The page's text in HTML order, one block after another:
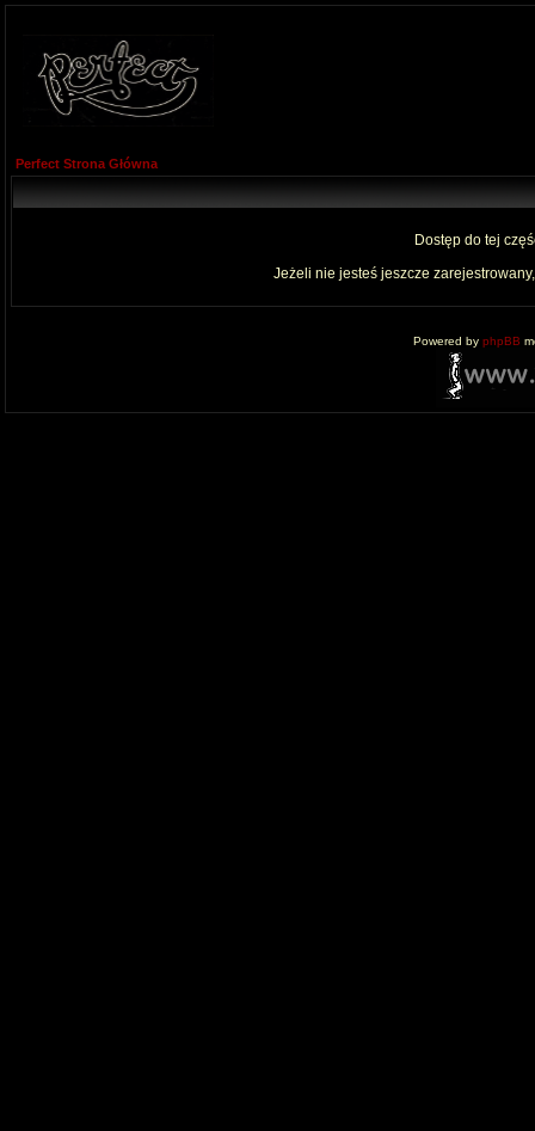
Perfect Strona Główna
Dostęp do tej
Jeżeli nie jesteś jeszcze
Powered by phpBB